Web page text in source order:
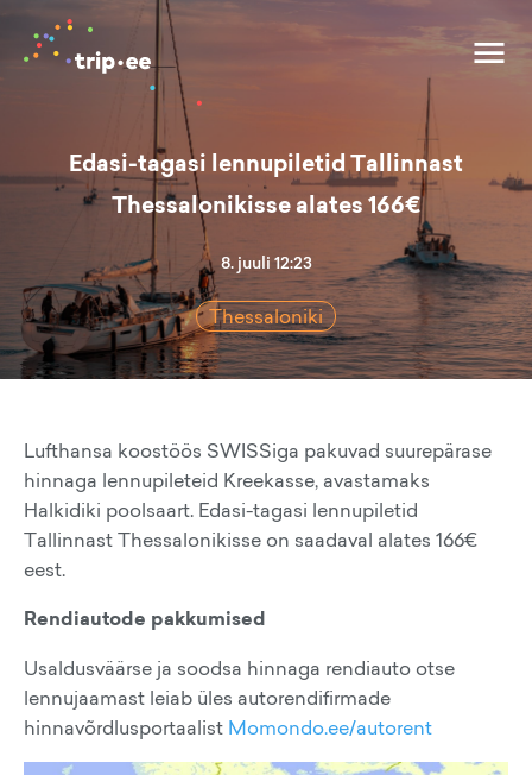
Edasi-tagasi lennupiletid Tallinnast
Thessalonikisse alates 166€
8. juuli 12:23
Thessaloniki
Lufthansa koostöös SWISSiga pakuvad suurepärase
hinnaga lennupileteid Kreekasse, avastamaks
Halkidiki poolsaart. Edasi-tagasi lennupiletid
Tallinnast Thessalonikisse on saadaval alates 166€
eest.
Rendiautode pakkumised
Usaldusväärse ja soodsa hinnaga rendiauto otse
lennujaamast leiab üles autorendifirmade
hinnavõrdlusportaalist Momondo.ee/autorent